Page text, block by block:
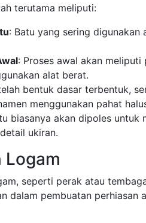
terutama meliputi:
: Batu yang sering digunakan
: Proses awal akan
alat berat.
bentuk dasar terbentuk,
menggunakan pahat
biasanya akan dipoles untuk
ukiran.
Logam
seperti perak atau
dalam pembuatan perhiasan